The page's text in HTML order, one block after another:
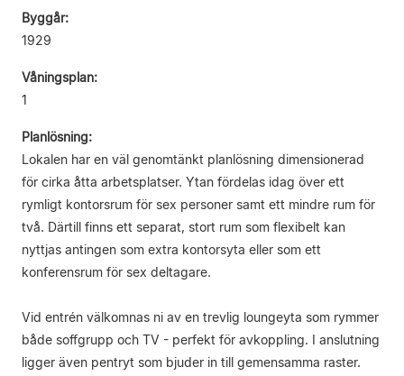
Byggår:
1929
Våningsplan:
1
Planlösning:
Lokalen har en väl genomtänkt planlösning dimensionerad
för cirka åtta arbetsplatser. Ytan fördelas idag över ett
rymligt kontorsrum för sex personer samt ett mindre rum för
två. Därtill finns ett separat, stort rum som flexibelt kan
nyttjas antingen som extra kontorsyta eller som ett
konferensrum för sex deltagare.
Vid entrén välkomnas ni av en trevlig loungeyta som rymmer
både soffgrupp och TV - perfekt för avkoppling. I anslutning
ligger även pentryt som bjuder in till gemensamma raster.